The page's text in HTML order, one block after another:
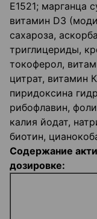
Е1521; марганца
витамин D3
сахароза,
триглицериды,
токоферол,
цитрат, витамин
пиридоксина
рибофлавин,
калия йодат,
биотин,
Содержание
дозировке: